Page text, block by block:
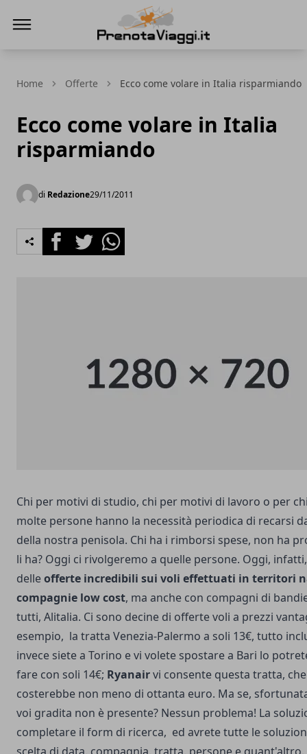
Home Offerte Ecco come volare in Italia risparmiando
Ecco come volare in Italia
risparmiando
di Redazione29/11/2011
FacebookTwitterWhatsapp
Chi per motivi di studio, chi per motivi di lavoro o per
molte persone hanno la necessità periodica di recarsi
della nostra penisola. Chi ha i rimborsi spese, non ha
li ha? Oggi ci rivolgeremo a quelle persone. Oggi,
delleofferte incredibili sui voli effettuati in territori
compagnie low cost, ma anche con compagni di
tutti, Alitalia. Ci sono decine di offerte voli a prezzi
esempio, la tratta Venezia-Palermo a soli 13€, tutto
invece siete a Torino e vi volete spostare a Bari lo
fare con soli 14€; Ryanairvi consente questa tratta,
costerebbe non meno di ottanta euro. Ma se,
voi gradita non è presente? Nessun problema! La
completare il form di ricerca, ed avrete tutte le